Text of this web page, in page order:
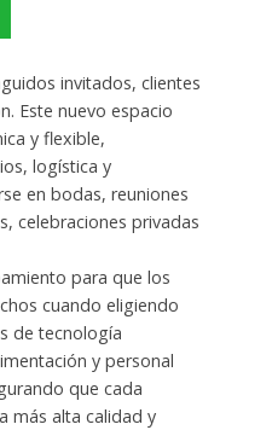
invitados, clientes
Este nuevo espacio
y flexible,
logística y
en bodas, reuniones
celebraciones privadas
para que los
cuando eligiendo
de tecnología
y personal
que cada
más alta calidad y